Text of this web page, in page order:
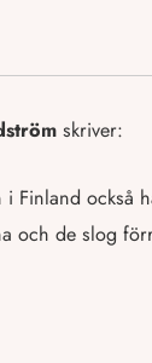
skriver:
i Finland också
och de slog